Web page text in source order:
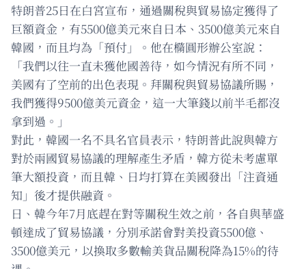
特朗普25日在白宮宣布，通過關稅與貿易協定獲得了
巨額資金，有5500億美元來自日本、3500億美元來自
韓國，而且均為「預付」。他在橢圓形辦公室說：
「我們以往一直未獲他國善待，如今情況有所不同，
美國有了空前的出色表現。拜關稅與貿易協議所賜，
我們獲得9500億美元資金，這一大筆錢以前半毛都沒
拿到過。」
對此，韓國一名不具名官員表示，特朗普此說與韓方
對於兩國貿易協議的理解產生矛盾，韓方從未考慮單
筆大額投資，而且韓、日均打算在美國發出「注資通
知」後才提供融資。
日、韓今年7月底趕在對等關稅生效之前，各自與華盛
頓達成了貿易協議，分別承諾會對美投資5500億、
3500億美元，以換取多數輸美貨品關稅降為15%的待